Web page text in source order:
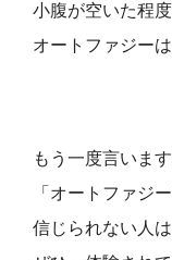
小腹が空いた程
オートファジー
もう一度言います
「オートファジ
信じられない人は